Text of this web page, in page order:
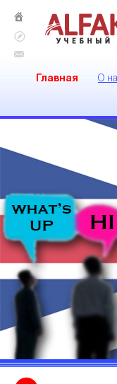
Главная О